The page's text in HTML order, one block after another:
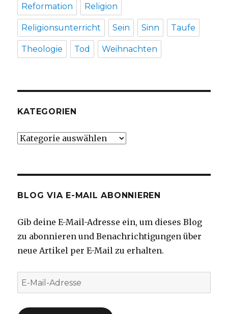
Reformation Religion
Religionsunterricht Sein Sinn Taufe
Theologie Tod Weihnachten
KATEGORIEN
Kategorien
BLOG VIA E-MAIL ABONNIEREN
Gib deine E-Mail-Adresse ein, um dieses Blog
zu abonnieren und Benachrichtigungen über
neue Artikel per E-Mail zu erhalten.
E-
Mail-
Adresse